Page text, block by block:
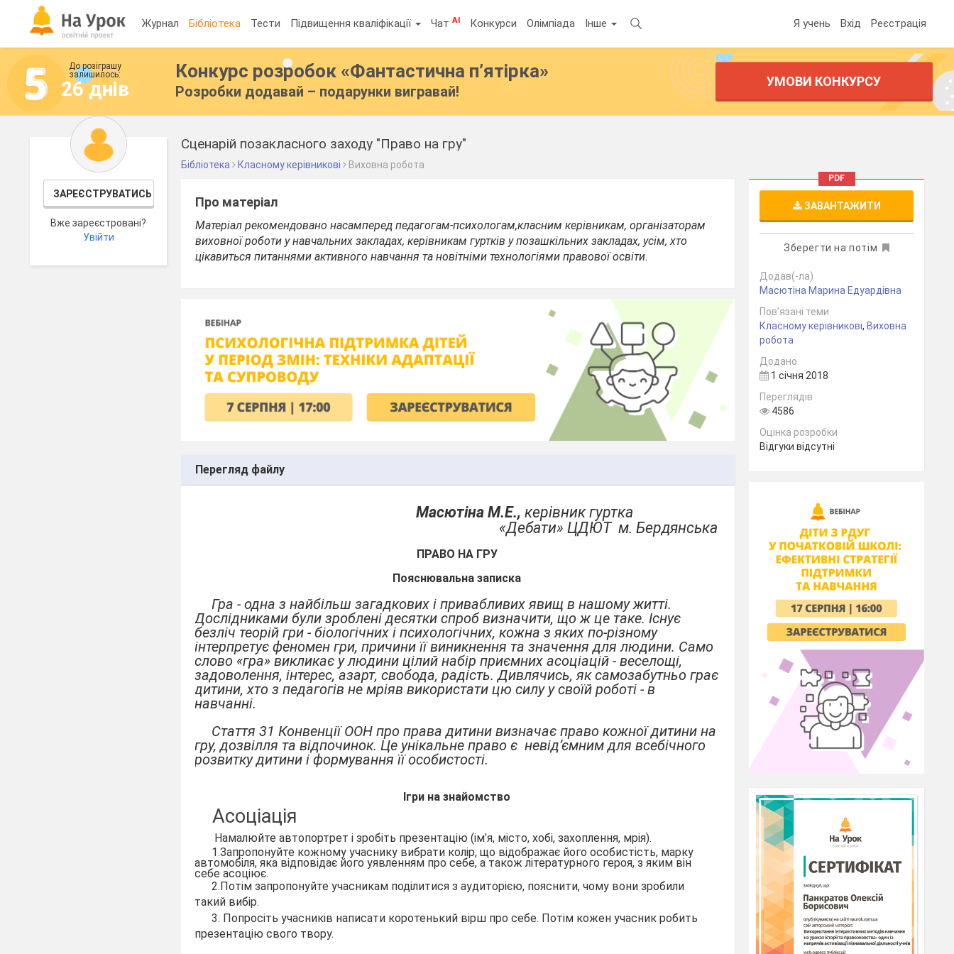
Журнал Бібліотека Тести Підвищення кваліфікації ЧатAI Конкурси Олімпіада Інше Я учень Вхід Реєстрація
До розіграшу
залишилось:
26 днів
Конкурс розробок «Фантастична п’ятірка»
Розробки додавай – подарунки вигравай!
УМОВИ КОНКУРСУ
ЗАРЕЄСТРУВАТИСЬ
Вже зареєстровані?
Увійти
Сценарій позакласного заходу "Право на гру"
Бібліотека Класному керівникові Виховна робота
Про матеріал
Матеріал рекомендовано насамперед педагогам-психологам,класним керівникам, організаторам
виховної роботи у навчальних закладах, керівникам гуртків у позашкільних закладах, усім, хто
цікавиться питаннями активного навчання та новітніми технологіями правової освіти.
Перегляд файлу
Масютіна М.Е., керівник гуртка
«Дебати» ЦДЮТ м. Бердянська
ПРАВО НА ГРУ
Пояснювальна записка
Гра - одна з найбільш загадкових і привабливих явищ в нашому житті.
Дослідниками були зроблені десятки спроб визначити, що ж це таке. Існує
безліч теорій гри - біологічних і психологічних, кожна з яких по-різному
інтерпретує феномен гри, причини її виникнення та значення для людини. Само
слово «гра» викликає у людини цілий набір приємних асоціацій - веселощі,
задоволення, інтерес, азарт, свобода, радість. Дивлячись, як самозабутньо грає
дитини, хто з педагогів не мріяв використати цю силу у своїй роботі - в
навчанні.
Стаття 31 Конвенції ООН про права дитини визначає право кожної дитини на
гру, дозвілля та відпочинок. Це унікальне право є невід’ємним для всебічного
розвитку дитини і формування її особистості.
Ігри на знайомство
Асоціація
Намалюйте автопортрет і зробіть презентацію (ім’я, місто, хобі, захоплення, мрія).
1.Запропонуйте кожному учаснику вибрати колір, що відображає його особистість, марку
автомобіля, яка відповідає його уявленням про себе, а також літературного героя, з яким він
себе асоціює.
2.Потім запропонуйте учасникам поділитися з аудиторією, пояснити, чому вони зробили
такий вибір.
3. Попросіть учасників написати коротенький вірш про себе. Потім кожен учасник робить
презентацію свого твору.
PDF
ЗАВАНТАЖИТИ
Зберегти на потім
Додав(-ла)
Масютіна Марина Едуардівна
Пов’язані теми
Класному керівникові, Виховна
робота
Додано
1 січня 2018
Переглядів
4586
Оцінка розробки
Відгуки відсутні